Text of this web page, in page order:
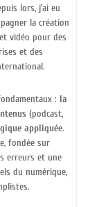
lors, j’ai eu
la création
vidéo pour des
et des
: la
(podcast,
appliquée.
fondée sur
erreurs et une
du numérique,